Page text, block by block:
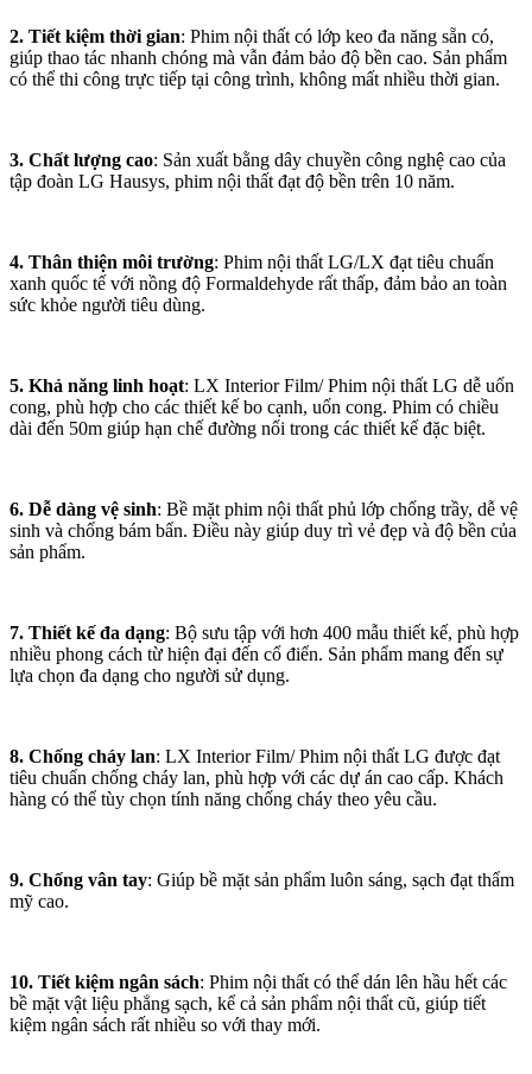
2. Tiết kiệm thời gian: Phim nội thất có lớp keo đa năng sẵn có,
giúp thao tác nhanh chóng mà vẫn đảm bảo độ bền cao. Sản phẩm
có thể thi công trực tiếp tại công trình, không mất nhiều thời gian.
3. Chất lượng cao: Sản xuất bằng dây chuyền công nghệ cao của
tập đoàn LG Hausys, phim nội thất đạt độ bền trên 10 năm.
4. Thân thiện môi trường: Phim nội thất LG/LX đạt tiêu chuẩn
xanh quốc tế với nồng độ Formaldehyde rất thấp, đảm bảo an toàn
sức khỏe người tiêu dùng.
5. Khả năng linh hoạt: LX Interior Film/ Phim nội thất LG dễ uốn
cong, phù hợp cho các thiết kế bo cạnh, uốn cong. Phim có chiều
dài đến 50m giúp hạn chế đường nối trong các thiết kế đặc biệt.
6. Dễ dàng vệ sinh: Bề mặt phim nội thất phủ lớp chống trầy, dễ vệ
sinh và chống bám bẩn. Điều này giúp duy trì vẻ đẹp và độ bền của
sản phẩm.
7. Thiết kế đa dạng: Bộ sưu tập với hơn 400 mẫu thiết kế, phù hợp
nhiều phong cách từ hiện đại đến cổ điển. Sản phẩm mang đến sự
lựa chọn đa dạng cho người sử dụng.
8. Chống cháy lan: LX Interior Film/ Phim nội thất LG được đạt
tiêu chuẩn chống cháy lan, phù hợp với các dự án cao cấp. Khách
hàng có thể tùy chọn tính năng chống cháy theo yêu cầu.
9. Chống vân tay: Giúp bề mặt sản phẩm luôn sáng, sạch đạt thẩm
mỹ cao.
10. Tiết kiệm ngân sách: Phim nội thất có thể dán lên hầu hết các
bề mặt vật liệu phẳng sạch, kể cả sản phẩm nội thất cũ, giúp tiết
kiệm ngân sách rất nhiều so với thay mới.